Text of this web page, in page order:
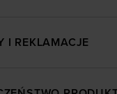
I REKLAMACJE